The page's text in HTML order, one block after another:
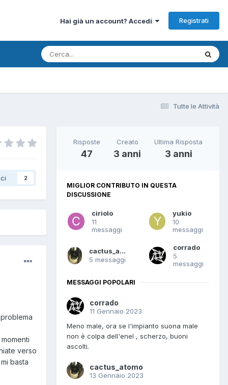
Hai già un account? Accedi Registrati
Tutte le Attività
2
verso
basta
Risposte
47
Creato
3 anni
Ultima Risposta
3 anni
MIGLIOR CONTRIBUTO IN QUESTA
DISCUSSIONE
ciriolo
11
messaggi
yukio
10
messaggi
cactus_atomo
5 messaggi
corrado
5
messaggi
MESSAGGI POPOLARI
corrado
11 Gennaio 2023
Meno male, ora se l'impianto suona male
non è colpa dell'enel , scherzo, buoni
ascolti.
cactus_atomo
13 Gennaio 2023